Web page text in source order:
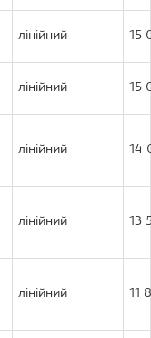
лінійний 15
лінійний 15
лінійний 14
лінійний 13
лінійний 11